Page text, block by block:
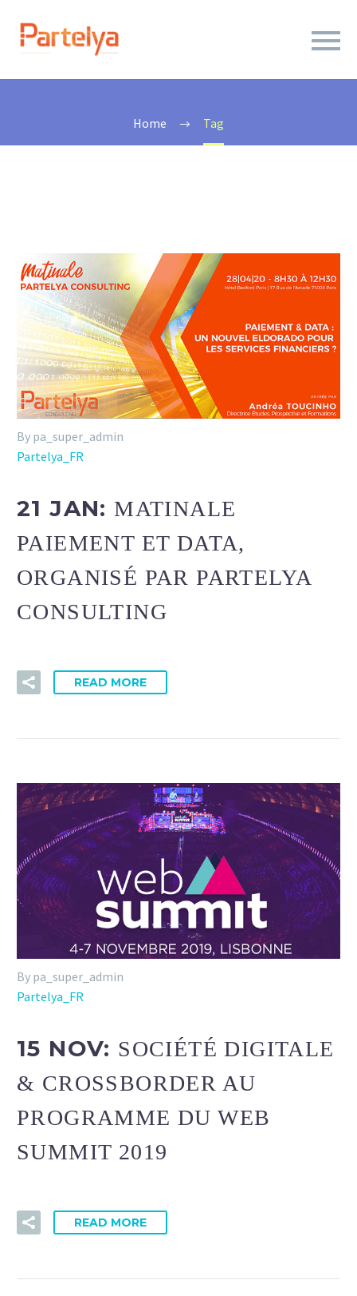
Home Tag
By pa_super_admin
Partelya_FR
21 JAN:MATINALE
PAIEMENT ET DATA,
ORGANISÉ PAR PARTELYA
CONSULTING
READ MORE
By pa_super_admin
Partelya_FR
15 NOV: SOCIÉTÉ DIGITALE
& CROSSBORDER AU
PROGRAMME DU WEB
SUMMIT 2019
READ MORE